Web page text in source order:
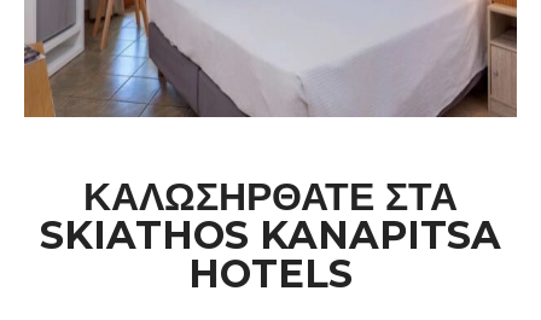
ΚΑΛΩΣΉΡΘΑΤΕ ΣΤΑ
SKIATHOS KANAPITSA
HOTELS